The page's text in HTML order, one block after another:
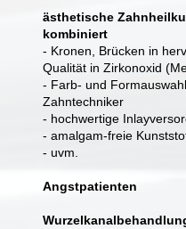
ästhetische
kombiniert
- Kronen, Brücken in
Qualität in Zirkonoxid
- Farb- und
Zahntechniker
- hochwertige
- amalgam-freie
- uvm.
Angstpatienten